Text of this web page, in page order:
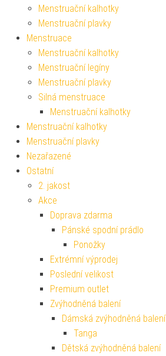
Menstruační kalhotky
Menstruační plavky
Menstruace
Menstruační kalhotky
Menstruační legíny
Menstruační plavky
Silná menstruace
Menstruační kalhotky
Menstruační kalhotky
Menstruační plavky
Nezařazené
Ostatní
2. jakost
Akce
Doprava zdarma
Pánské spodní prádlo
Ponožky
Extrémní výprodej
Poslední velikost
Premium outlet
Zvýhodněná balení
Dámská zvýhodněná balení
Tanga
Dětská zvýhodněná balení